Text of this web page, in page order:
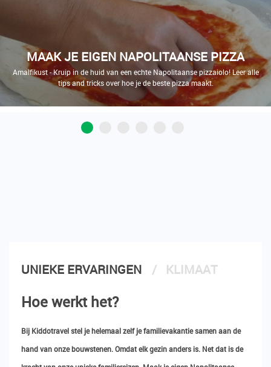
MAAK JE EIGEN NAPOLITAANSE PIZZA
Amalfikust - Kruip in de huid van een echte Napolitaanse pizzaiolo! Leer alle
tips and tricks over hoe je de beste pizza maakt.
UNIEKE ERVARINGEN KLIMAAT
Hoe werkt het?
Bij Kiddotravel stel je helemaal zelf je familievakantie samen aan de
hand van onze bouwstenen. Omdat elk gezin anders is. Net dat is de